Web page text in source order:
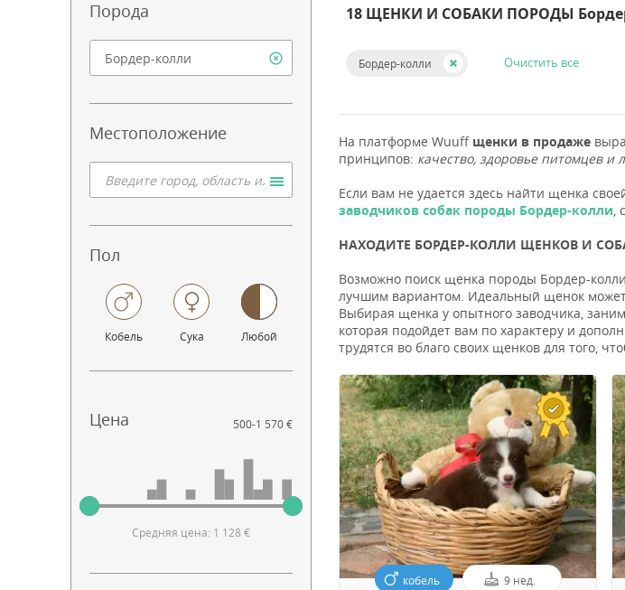
Порода
Местоположение
Пол
Кобель Сука Любой
Цена 500-1 570 €
Средняя цена: 1 128 €
18 ЩЕНКИ И СОБАКИ ПОРОДЫ
Бордер-колли Очистить все
На платформе Wuuff щенки в продаже
принципов: качество, здоровье питомцев и
Если вам не удается здесь найти щенка
заводчиков собак породы Бордер-колли,
НАХОДИТЕ БОРДЕР-КОЛЛИ ЩЕНКОВ И
Возможно поиск щенка породы Бордер-
лучшим вариантом. Идеальный щенок может
Выбирая щенка у опытного заводчика,
которая подойдет вам по характеру и
трудятся во благо своих щенков для того,
кобель 9 нед.